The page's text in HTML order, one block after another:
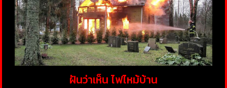
ฝันว่าเห็น ไฟไหม้บ้าน